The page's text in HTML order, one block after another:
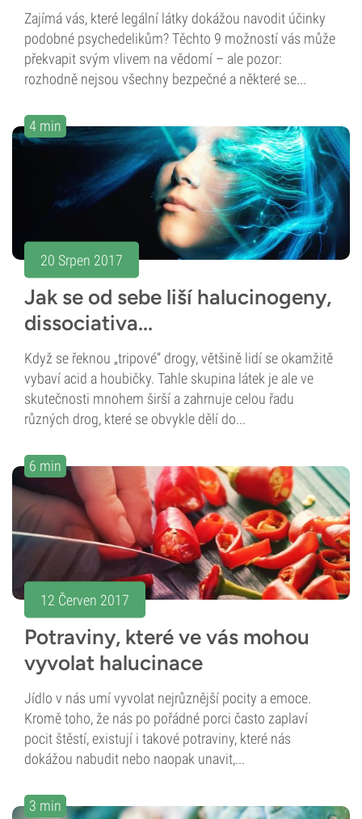
Zajímá vás, které legální látky dokážou navodit účinky
podobné psychedelikům? Těchto 9 možností vás může
překvapit svým vlivem na vědomí – ale pozor:
rozhodně nejsou všechny bezpečné a některé se...
4 min
20 Srpen 2017
Jak se od sebe liší halucinogeny,
dissociativa...
Když se řeknou „tripové“ drogy, většině lidí se okamžitě
vybaví acid a houbičky. Tahle skupina látek je ale ve
skutečnosti mnohem širší a zahrnuje celou řadu
různých drog, které se obvykle dělí do...
6 min
12 Červen 2017
Potraviny, které ve vás mohou
vyvolat halucinace
Jídlo v nás umí vyvolat nejrůznější pocity a emoce.
Kromě toho, že nás po pořádné porci často zaplaví
pocit štěstí, existují i takové potraviny, které nás
dokážou nabudit nebo naopak unavit,...
3 min